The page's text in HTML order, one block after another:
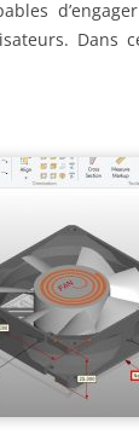
Dans